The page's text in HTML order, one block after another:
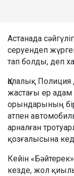
Астанада
серуендеп
тап болды, деп
Қалалық Полиция
жастағы ер
орындарының
атпен
арналған
қозғалысына
Кейін
кезде, жол